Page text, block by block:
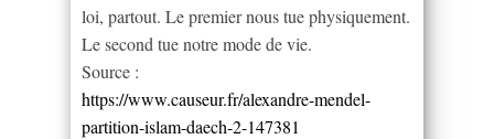
loi, partout. Le premier nous tue physiquement.
Le second tue notre mode de vie.
Source :
https://www.causeur.fr/alexandre-mendel-
partition-islam-daech-2-147381